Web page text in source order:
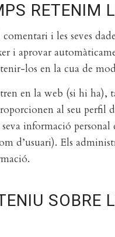
RETENIM
i les seves
i aprovar
los en la cua de
en la web (si hi ha),
al seu perfil
informació personal
d’usuari). Els
SOBRE